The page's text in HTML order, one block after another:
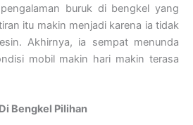
buruk di bengkel yang
itu makin menjadi karena ia tidak
Akhirnya, ia sempat menunda
mobil makin hari makin terasa
Bengkel Pilihan